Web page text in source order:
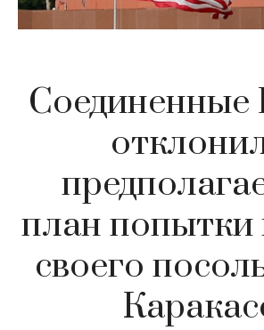
план попытки
своего